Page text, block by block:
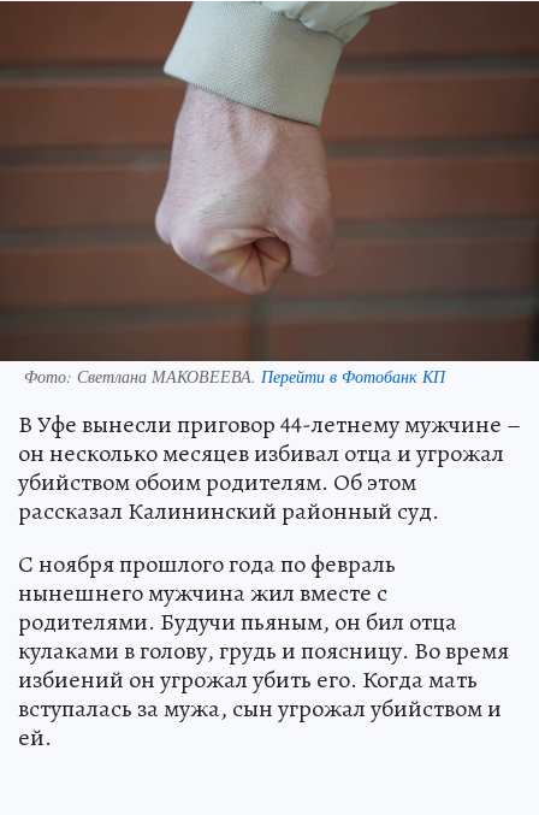
Фото: Светлана МАКОВЕЕВА. Перейти в Фотобанк КП
В Уфе вынесли приговор 44-летнему мужчине –
он несколько месяцев избивал отца и угрожал
убийством обоим родителям. Об этом
рассказал Калининский районный суд.
С ноября прошлого года по февраль
нынешнего мужчина жил вместе с
родителями. Будучи пьяным, он бил отца
кулаками в голову, грудь и поясницу. Во время
избиений он угрожал убить его. Когда мать
вступалась за мужа, сын угрожал убийством и
ей.